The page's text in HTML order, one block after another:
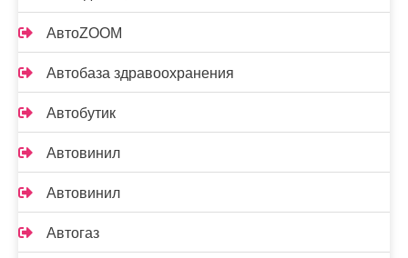
АвтоZOOM
Автобаза здравоохранения
Автобутик
Автовинил
Автовинил
Автогаз